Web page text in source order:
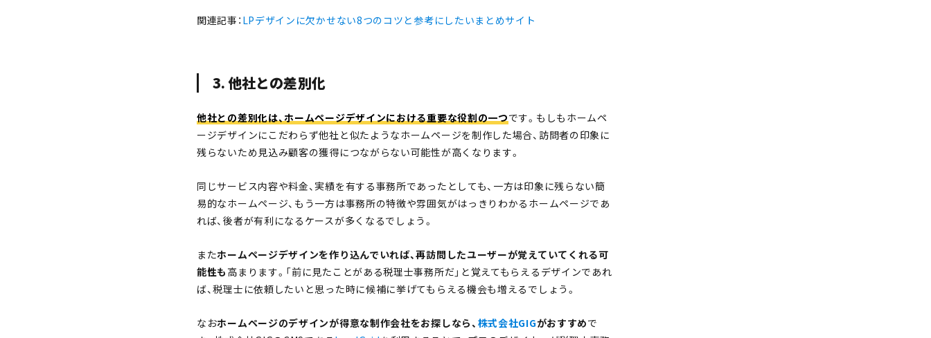
関連記事：LPデザインに欠かせない8つのコツと参考にしたいまとめサイト
3. 他社との差別化
他社との差別化は、ホームページデザインにおける重要な役割の一つです。もしもホームペ
ージデザインにこだわらず他社と似たようなホームページを制作した場合、訪問者の印象に
残らないため見込み顧客の獲得につながらない可能性が高くなります。
同じサービス内容や料金、実績を有する事務所であったとしても、一方は印象に残らない簡
易的なホームページ、もう一方は事務所の特徴や雰囲気がはっきりわかるホームページであ
れば、後者が有利になるケースが多くなるでしょう。
またホームページデザインを作り込んでいれば、再訪問したユーザーが覚えていてくれる可
能性も 高まります。「前に見たことがある税理士事務所だ」と覚えてもらえるデザインであれ
ば、税理士に依頼したいと思った時に候補に挙げてもらえる機会も増えるでしょう。
なおホームページのデザインが得意な制作会社をお探しなら、 株式会社GIGがおすすめで